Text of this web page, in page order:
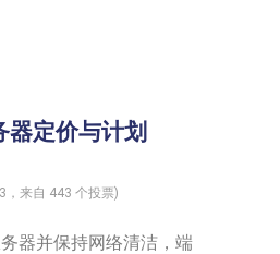
器定价与计划
，来自 443 个投票)
器并保持网络清洁，端